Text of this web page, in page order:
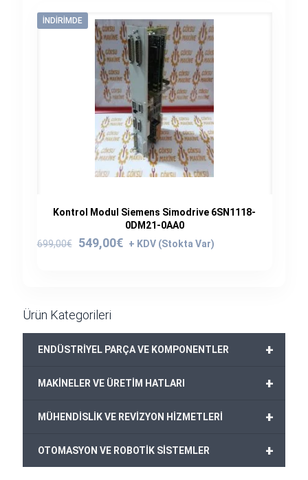
İNDIRIMDE
Kontrol Modul Siemens Simodrive 6SN1118-
0DM21-0AA0
699,00€
Orijinal
549,00€
Şu
Ürün Kategorileri
+
ENDÜSTRİYEL PARÇA VE KOMPONENTLER
+
MAKİNELER VE ÜRETİM HATLARI
+
MÜHENDİSLİK VE REVİZYON HİZMETLERİ
+
OTOMASYON VE ROBOTİK SİSTEMLER